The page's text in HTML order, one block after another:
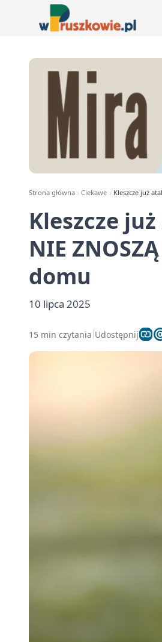
Strona główna Ciekawe Kleszcze już
Kleszcze
NIE
domu
10 lipca 2025
15 min czytania Udostępnij